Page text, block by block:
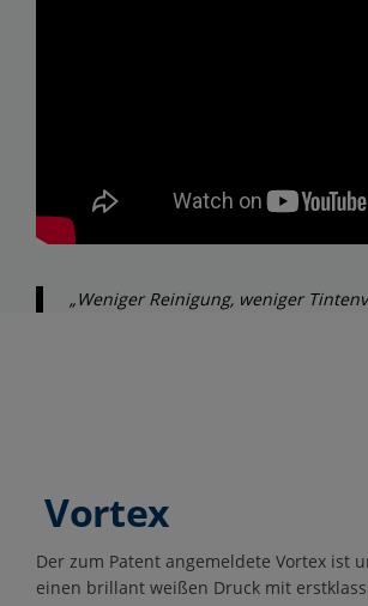
„Weniger Reinigung, weniger
Vortex
Der zum Patent angemeldete Vortex ist
einen brillant weißen Druck mit